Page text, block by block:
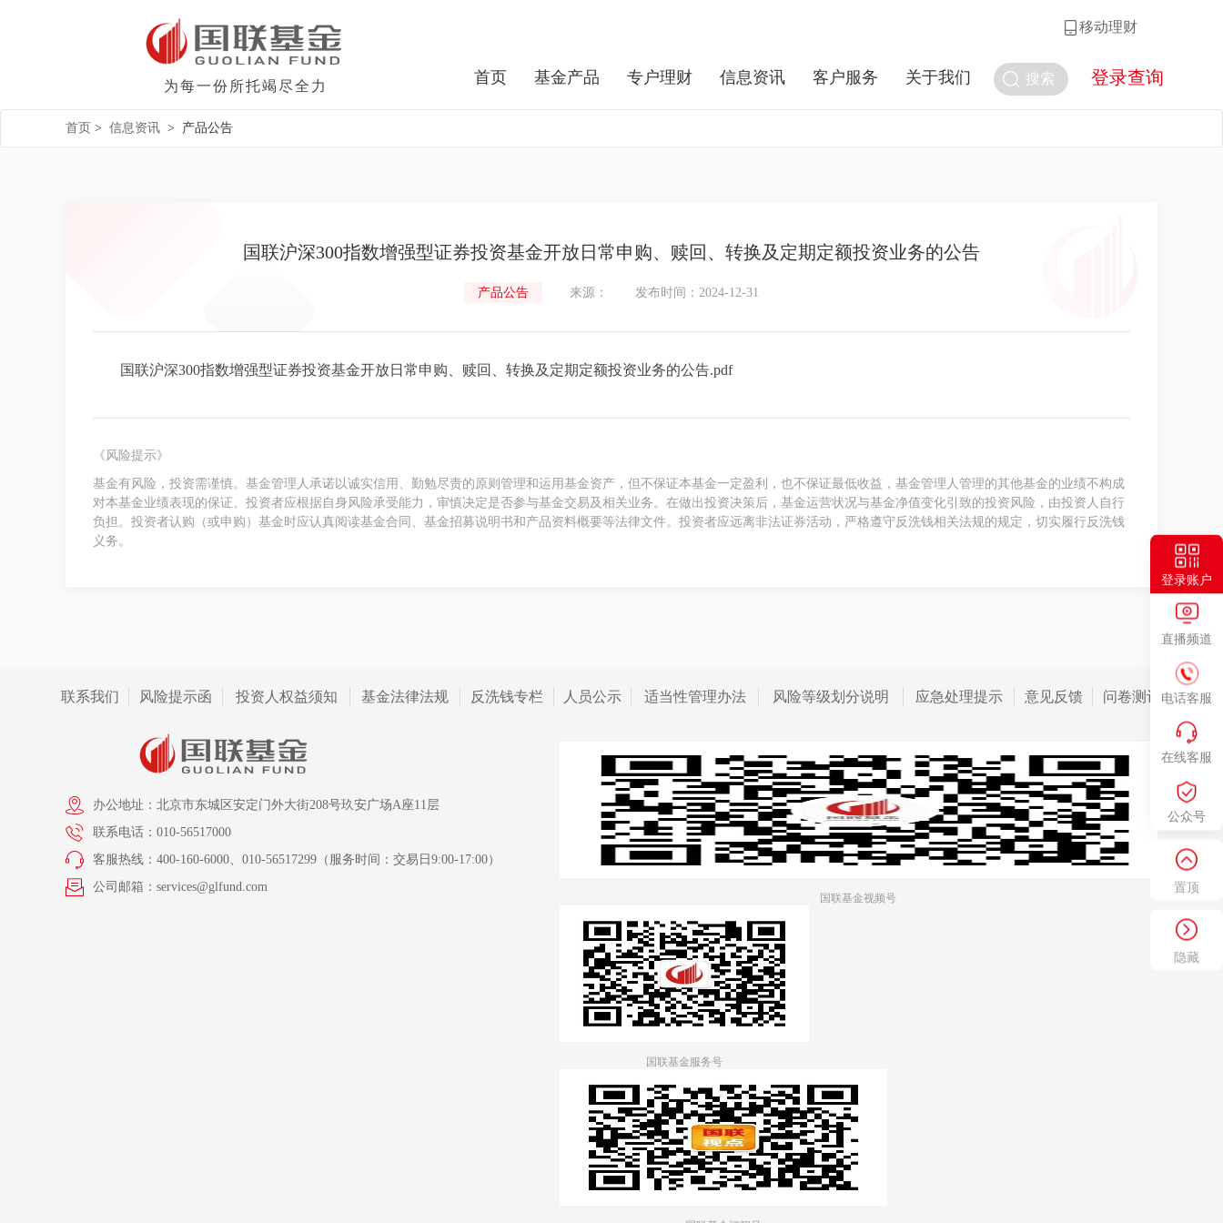
登录账户
直播频道
电话客服
在线客服
公众号
置顶
隐藏
移动理财
为每一份所托竭尽全力 搜索 登录查询
首页 基金产品 专户理财 信息资讯 客户服务 关于我们
首页 > 信息资讯 > 产品公告
国联沪深300指数增强型证券投资基金开放日常申购、赎回、转换及定期定额投资业务的公告
产品公告 来源： 发布时间：2024-12-31
国联沪深300指数增强型证券投资基金开放日常申购、赎回、转换及定期定额投资业务的公告.pdf
《风险提示》
基金有风险，投资需谨慎。基金管理人承诺以诚实信用、勤勉尽责的原则管理和运用基金资产，但不保证本基金一定盈利，也不保证最低收益，基金管理人管理的其他基金的业绩不构成
对本基金业绩表现的保证。投资者应根据自身风险承受能力，审慎决定是否参与基金交易及相关业务。在做出投资决策后，基金运营状况与基金净值变化引致的投资风险，由投资人自行
负担。投资者认购（或申购）基金时应认真阅读基金合同、基金招募说明书和产品资料概要等法律文件。投资者应远离非法证券活动，严格遵守反洗钱相关法规的规定，切实履行反洗钱
义务。
联系我们 风险提示函 投资人权益须知 基金法律法规 反洗钱专栏 人员公示 适当性管理办法 风险等级划分说明 应急处理提示 意见反馈 问卷测评
办公地址：北京市东城区安定门外大街208号玖安广场A座11层
联系电话：010-56517000
客服热线：400-160-6000、010-56517299（服务时间：交易日9:00-17:00）
公司邮箱：services@glfund.com
国联基金视频号
国联基金服务号